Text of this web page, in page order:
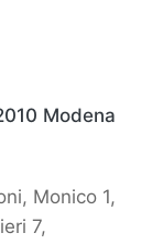
Modena
Monico 1,
7,